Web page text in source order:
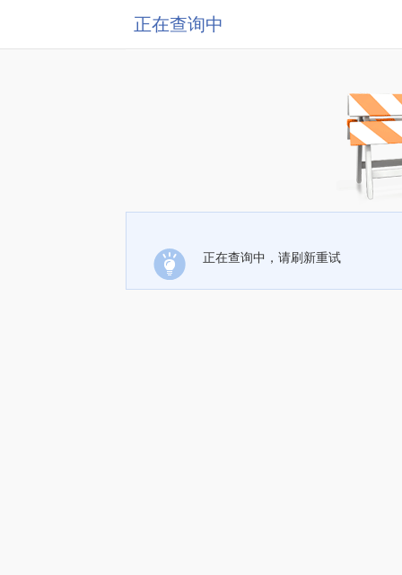
正在查询中
正在查询中，请刷新重试